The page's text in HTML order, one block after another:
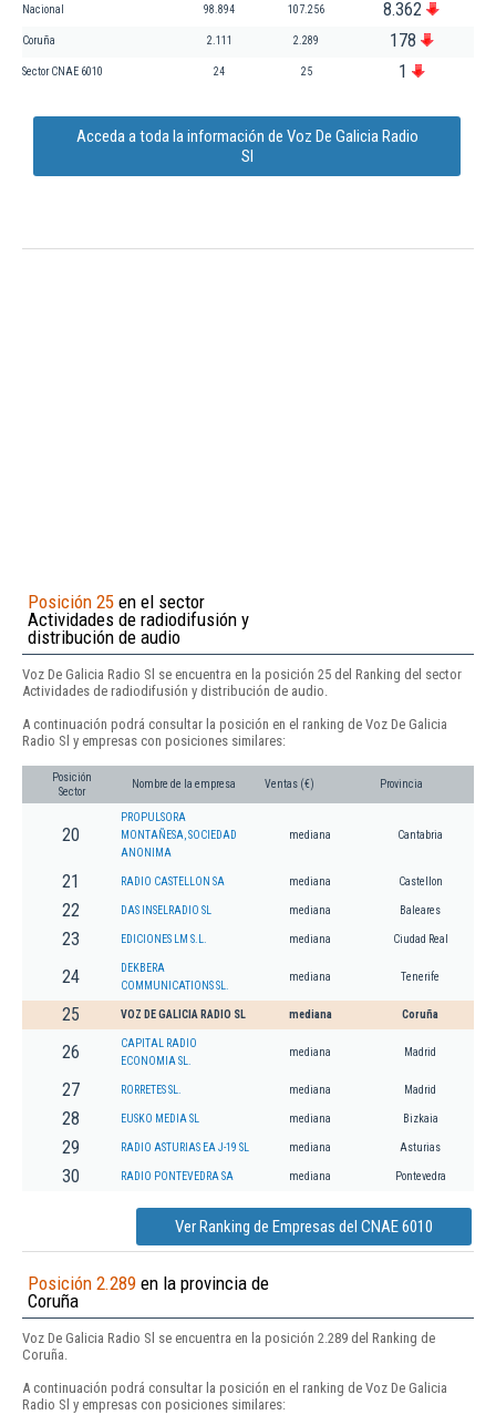
Nacional 98.894 107.256 8.362
Coruña 2.111 2.289 178
Sector CNAE 6010 24 25 1
Acceda a toda la información de Voz De Galicia Radio
Sl
Posición 25 en el sector
Actividades de radiodifusión y
distribución de audio
Voz De Galicia Radio Sl se encuentra en la posición 25 del Ranking del sector
Actividades de radiodifusión y distribución de audio.
A continuación podrá consultar la posición en el ranking de Voz De Galicia
Radio Sl y empresas con posiciones similares:
Posición
Sector
Nombre de la empresa Ventas (€) Provincia
20
PROPULSORA
MONTAÑESA, SOCIEDAD
ANONIMA
mediana Cantabria
21 RADIO CASTELLON SA mediana Castellon
22 DAS INSELRADIO SL mediana Baleares
23 EDICIONES LM S.L. mediana Ciudad Real
24
DEKBERA
COMMUNICATIONS SL.
mediana Tenerife
25 VOZ DE GALICIA RADIO SL mediana Coruña
26
CAPITAL RADIO
ECONOMIA SL.
mediana Madrid
27 RORRETES SL. mediana Madrid
28 EUSKO MEDIA SL mediana Bizkaia
29 RADIO ASTURIAS EA J-19 SL mediana Asturias
30 RADIO PONTEVEDRA SA mediana Pontevedra
Ver Ranking de Empresas del CNAE 6010
Posición 2.289 en la provincia de
Coruña
Voz De Galicia Radio Sl se encuentra en la posición 2.289 del Ranking de
Coruña.
A continuación podrá consultar la posición en el ranking de Voz De Galicia
Radio Sl y empresas con posiciones similares: